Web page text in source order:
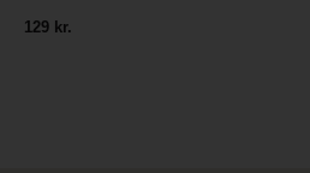
129 kr.